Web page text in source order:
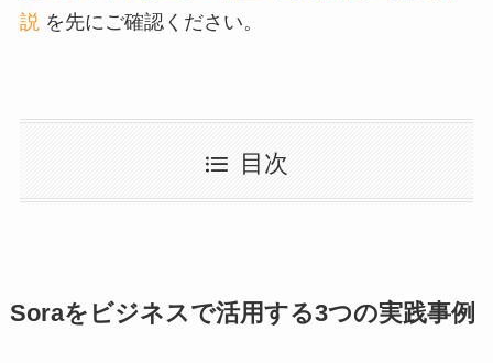
説を先にご確認ください。
目次
Soraをビジネスで活用する3つの実践事例